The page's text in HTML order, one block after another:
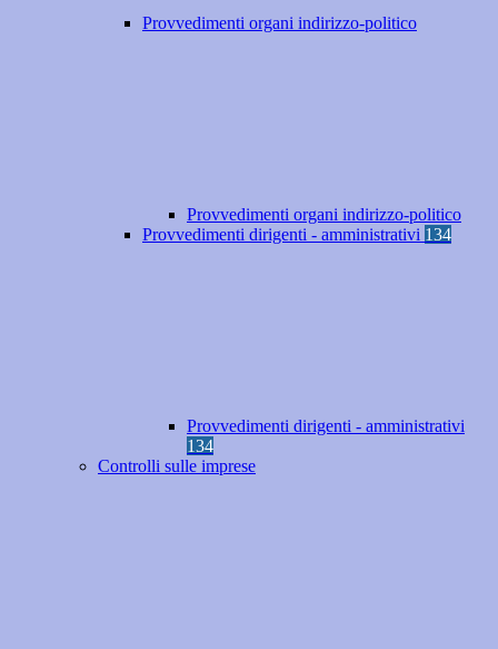
Provvedimenti organi indirizzo-politico
Provvedimenti organi indirizzo-politico
Provvedimenti dirigenti - amministrativi 134
Provvedimenti dirigenti - amministrativi
134
Controlli sulle imprese